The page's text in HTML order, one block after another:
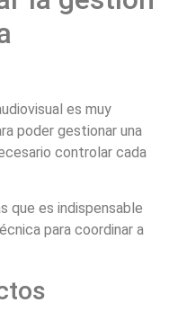
es muy
poder gestionar una
controlar cada
que es indispensable
para coordinar a